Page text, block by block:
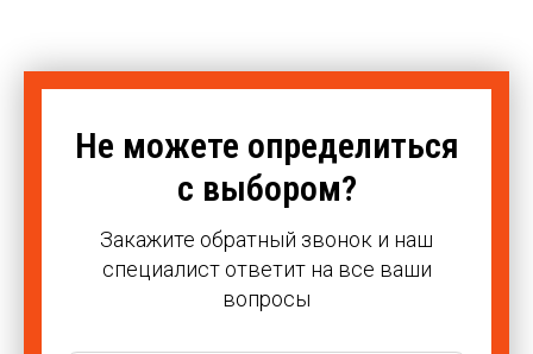
Не можете определиться
с выбором?
Закажите обратный звонок и наш
специалист ответит на все ваши
вопросы